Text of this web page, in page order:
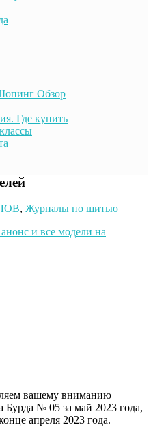
Обзор
Где купить
, Журналы по шитью
и все модели на
вашему вниманию
№ 05 за май 2023 года,
апреля 2023 года.